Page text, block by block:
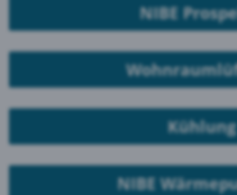
NIBE
Kühlung
NIBE